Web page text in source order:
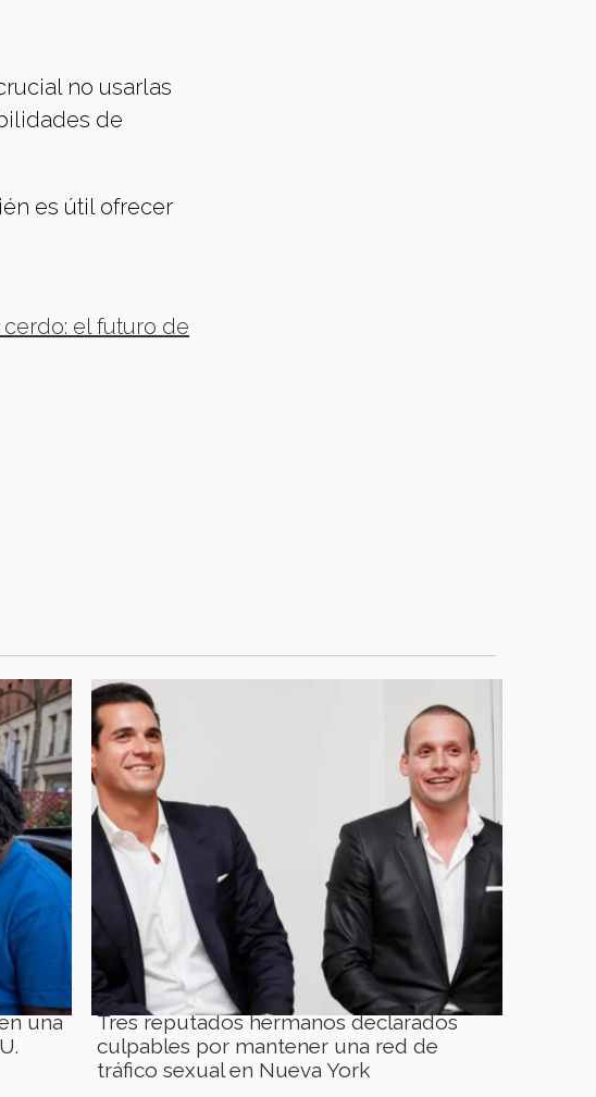
no usarlas
de
es útil ofrecer
el futuro de
una
Tres reputados hermanos declarados
culpables por mantener una red de
tráfico sexual en Nueva York